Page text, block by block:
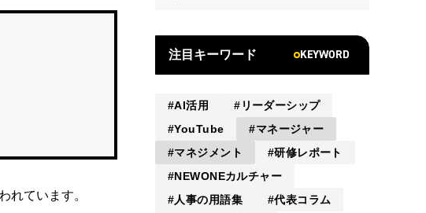
れています。
注目キーワード KEYWORD
AI活用
リーダーシップ
YouTube
マネージャー
マネジメント
研修レポート
NEWONEカルチャー
人事の用語集
代表コラム